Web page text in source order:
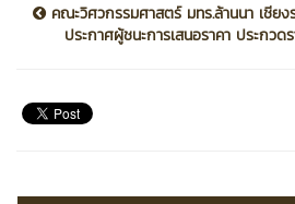
คณะวิศวกรรมศาสตร์ มทร.ล้านนา เชียง
ประกาศผู้ชนะการเสนอราคา ประกวด